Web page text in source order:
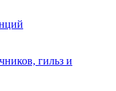
гильз и